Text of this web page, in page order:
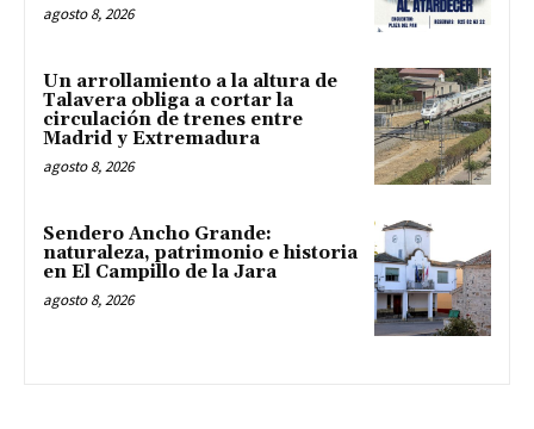
agosto 8, 2026
Un arrollamiento a la altura de
Talavera obliga a cortar la
circulación de trenes entre
Madrid y Extremadura
agosto 8, 2026
Sendero Ancho Grande:
naturaleza, patrimonio e historia
en El Campillo de la Jara
agosto 8, 2026